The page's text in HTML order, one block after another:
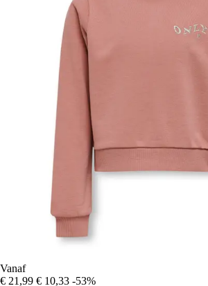
Vanaf
€ 21,99 € 10,33 -53%